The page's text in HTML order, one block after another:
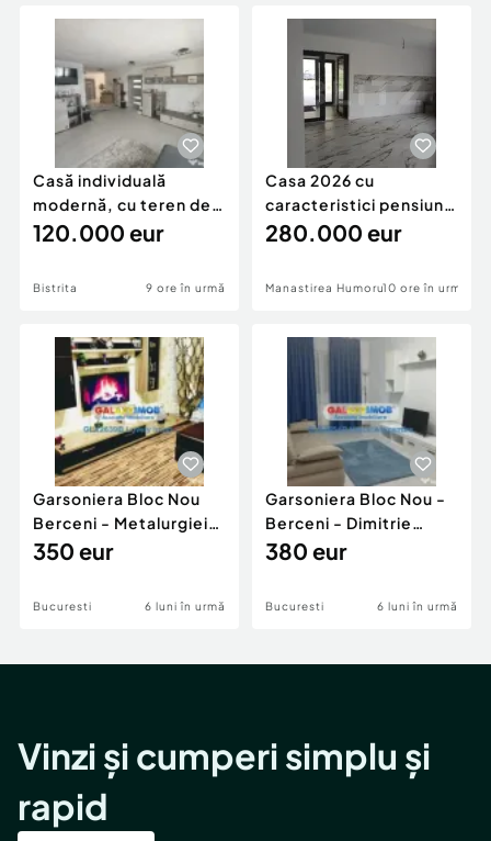
Animale de companie
Afaceri și echipamente profesionale
Inchiriere Bunuri si Vehicule
Utilaje agricole si industriale
Piese auto si accesorii
Dacia Duster
Casă individuală
modernă, cu teren de
1.356 mp – la doa
120.000 eur
Bistrita 9 ore în urmă
Casa 2026 cu
caracteristici pensiune
280k
280.000 eur
Manastirea Humorului10 ore în urmă
Garsoniera Bloc Nou
Berceni - Metalurgiei
Park - Postalionul
350 eur
Bucuresti 6 luni în urmă
Garsoniera Bloc Nou -
Berceni - Dimitrie
Leonida
380 eur
Bucuresti 6 luni în urmă
Vinzi și cumperi simplu și
rapid